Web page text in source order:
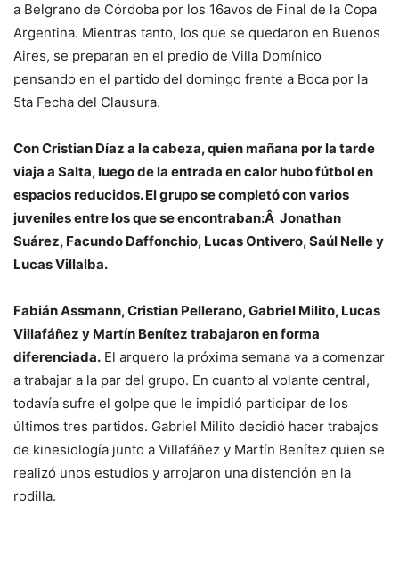
a Belgrano de Córdoba por los 16avos de Final de la Copa
Argentina. Mientras tanto, los que se quedaron en Buenos
Aires, se preparan en el predio de Villa Domínico
pensando en el partido del domingo frente a Boca por la
5ta Fecha del Clausura.
Con Cristian Díaz a la cabeza, quien mañana por la tarde
viaja a Salta, luego de la entrada en calor hubo fútbol en
espacios reducidos. El grupo se completó con varios
juveniles entre los que se encontraban:Â Jonathan
Suárez, Facundo Daffonchio, Lucas Ontivero, Saúl Nelle y
Lucas Villalba.
Fabián Assmann, Cristian Pellerano, Gabriel Milito, Lucas
Villafáñez y Martín Benítez trabajaron en forma
diferenciada. El arquero la próxima semana va a comenzar
a trabajar a la par del grupo. En cuanto al volante central,
todavía sufre el golpe que le impidió participar de los
últimos tres partidos. Gabriel Milito decidió hacer trabajos
de kinesiología junto a Villafáñez y Martín Benítez quien se
realizó unos estudios y arrojaron una distención en la
rodilla.